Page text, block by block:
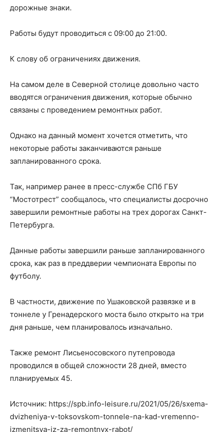
дорожные знаки.
Работы будут проводиться с 09:00 до 21:00.
К слову об ограничениях движения.
На самом деле в Северной столице довольно часто
вводятся ограничения движения, которые обычно
связаны с проведением ремонтных работ.
Однако на данный момент хочется отметить, что
некоторые работы заканчиваются раньше
запланированного срока.
Так, например ранее в пресс-службе СПб ГБУ
“Мостотрест” сообщалось, что специалисты досрочно
завершили ремонтные работы на трех дорогах Санкт-
Петербурга.
Данные работы завершили раньше запланированного
срока, как раз в преддверии чемпионата Европы по
футболу.
В частности, движение по Ушаковской развязке и в
тоннеле у Гренадерского моста было открыто на три
дня раньше, чем планировалось изначально.
Также ремонт Лисьеносовского путепровода
проводился в общей сложности 28 дней, вместо
планируемых 45.
Источник: https://spb.info-leisure.ru/2021/05/26/sxema-
dvizheniya-v-toksovskom-tonnele-na-kad-vremenno-
izmenitsya-iz-za-remontnyx-rabot/